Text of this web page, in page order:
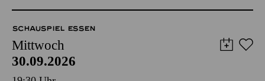
SCHAUSPIEL ESSEN
Mittwoch
30.09.2026